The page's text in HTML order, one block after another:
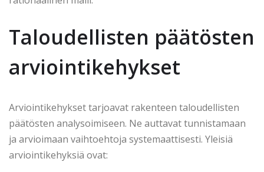
Taloudellisten päätösten
arviointikehykset
Arviointikehykset tarjoavat rakenteen taloudellisten
päätösten analysoimiseen. Ne auttavat tunnistamaan
ja arvioimaan vaihtoehtoja systemaattisesti. Yleisiä
arviointikehyksiä ovat: